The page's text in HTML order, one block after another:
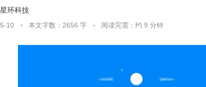
星环科技
10 本文字数：2656 字 阅读完需：约 9 分钟